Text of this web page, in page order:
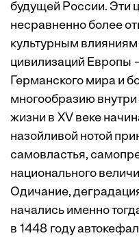
будущей России. Эти
несравненно более
культурным
цивилизаций Европы
Германского мира и
многообразию
жизни в XV веке
назойливой нотой
самовластья,
национального
Одичание,
начались именно
в 1448 году